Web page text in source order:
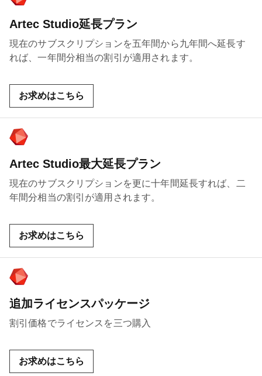
Artec Studio延長プラン
現在のサブスクリプションを五年間から九年間へ延長す
れば、一年間分相当の割引が適用されます。
お求めはこちら
Artec Studio最大延長プラン
現在のサブスクリプションを更に十年間延長すれば、二
年間分相当の割引が適用されます。
お求めはこちら
追加ライセンスパッケージ
割引価格でライセンスを三つ購入
お求めはこちら